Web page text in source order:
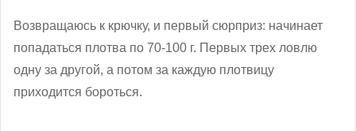
Возвращаюсь к крючку, и первый сюрприз: начинает
попадаться плотва по 70-100 г. Первых трех ловлю
одну за другой, а потом за каждую плотвицу
приходится бороться.